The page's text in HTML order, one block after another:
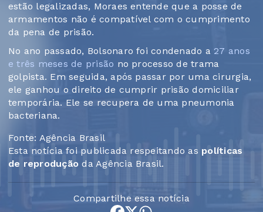
estão legalizadas, Moraes entende que a posse de
armamentos não é compatível com o cumprimento
da pena de prisão.
No ano passado, Bolsonaro foi condenado a27 anos
e três meses de prisão no processo de trama
golpista. Em seguida, após passar por uma cirurgia,
ele ganhou o direito de cumprir prisão domiciliar
temporária. Ele se recupera de uma pneumonia
bacteriana.
Fonte: Agência Brasil
Esta notícia foi publicada respeitando as políticas
de reprodução da Agência Brasil.
Compartilhe essa notícia